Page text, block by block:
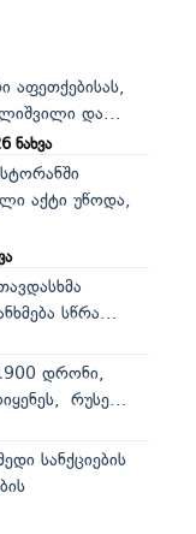
აფეთქებისას,
და...
ნახვა
აქტი უწოდა,
სწრა...
დრონი,
რუსე...
სანქციების